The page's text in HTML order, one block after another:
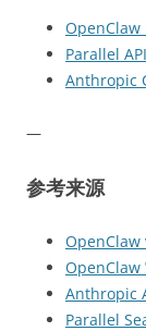
OpenClaw
Parallel
Anthropic
—
参考来源
OpenClaw
OpenClaw
Anthropic
Parallel